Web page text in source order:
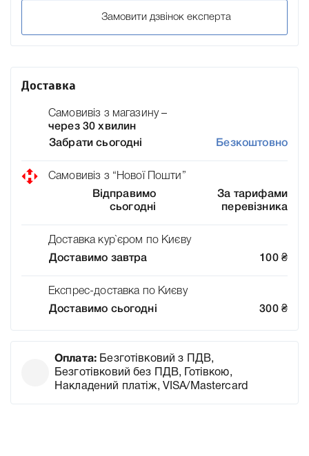
Замовити дзвінок експерта
Доставка
Самовивіз з магазину –
через 30 хвилин
Забрати сьогодні
Безкоштовно
Самовивіз з “Нової Пошти”
Відправимо
сьогодні
За тарифами
перевізника
Доставка кур`єром по Києву
Доставимо завтра
100 ₴
Експрес-доставка по Києву
Доставимо сьогодні
300 ₴
Оплата: Безготівковий з ПДВ,
Безготівковий без ПДВ, Готівкою,
Накладений платіж, VISA/Mastercard